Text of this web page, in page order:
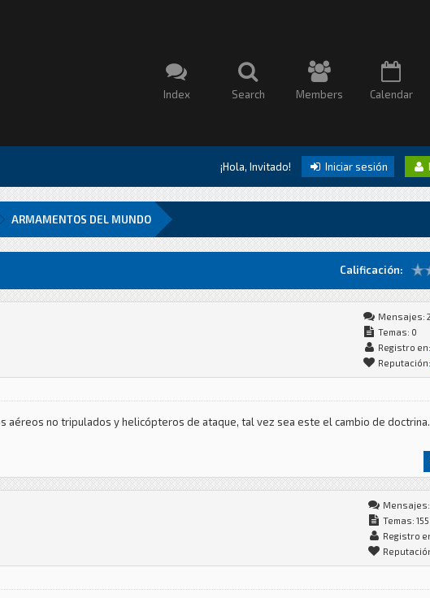
Index Search Members Calendar
¡Hola, Invitado! Iniciar sesión
ARMAMENTOS DEL MUNDO
Calificación:
Mensajes:
Temas: 0
Registro
Reputación:
aéreos no tripulados y helicópteros de ataque, tal vez sea este el cambio de doctrina.
Mensajes:
Temas: 155
Registro